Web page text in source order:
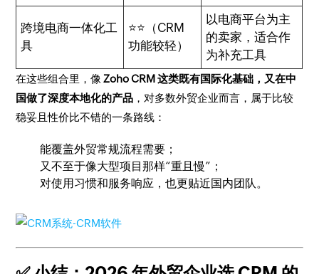
跨境电商一体化工
具
⭐⭐（CRM
功能较轻）
以电商平台为主
的卖家，适合作
为补充工具
在这些组合里，像Zoho CRM 这类既有国际化基础，又在中
国做了深度本地化的产品 ，对多数外贸企业而言，属于比较
稳妥且性价比不错的一条路线：
能覆盖外贸常规流程需要；
又不至于像大型项目那样“重且慢”；
对使用习惯和服务响应，也更贴近国内团队。